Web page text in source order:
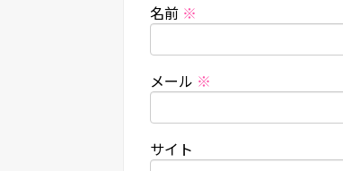
名前 ※
メール ※
サイト